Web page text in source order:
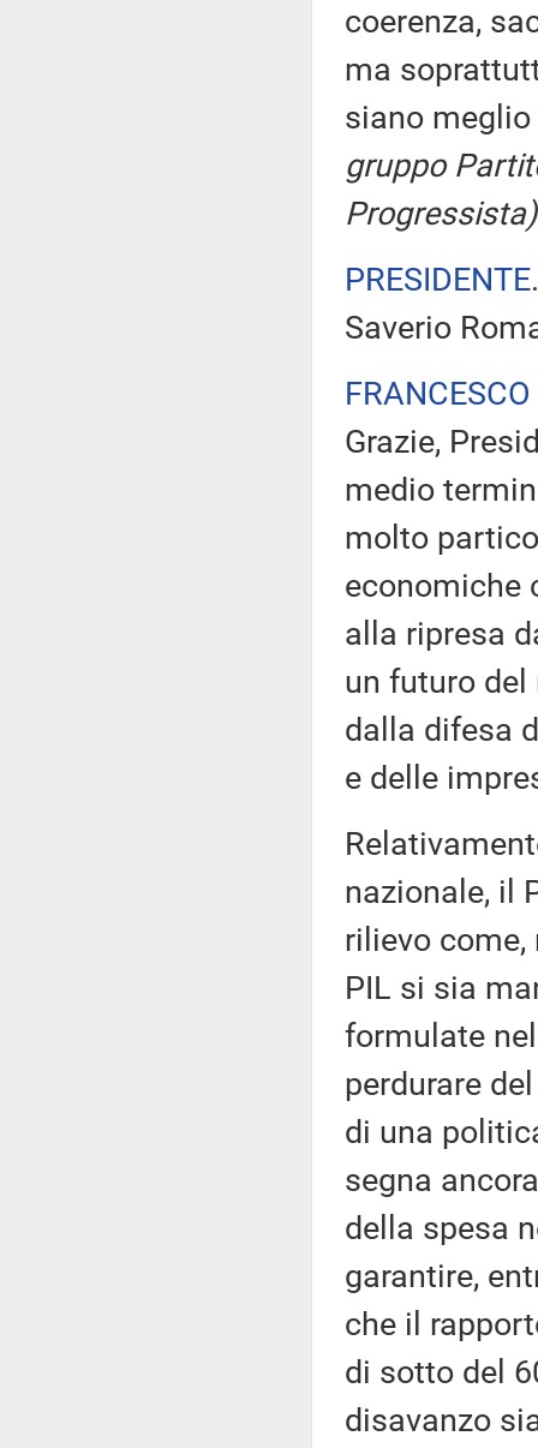
coerenza,
ma
siano
gruppo
Progressista)
PRESIDENTE
Saverio
Grazie,
medio
molto
economiche
alla ripresa
un futuro del
dalla difesa
e delle
nazionale, il
rilievo
PIL si sia
formulate
perdurare
di una
segna
della spesa
garantire,
che il
di sotto del
disavanzo